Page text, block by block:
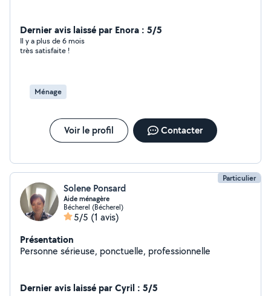
Dernier avis laissé par Enora : 5/5
Il y a plus de 6 mois
très satisfaite !
Ménage
Voir le profil Contacter
Particulier
Solene Ponsard
Aide ménagère
Bécherel (Bécherel)
5/5 (1 avis)
Présentation
Personne sérieuse, ponctuelle, professionnelle
Dernier avis laissé par Cyril : 5/5